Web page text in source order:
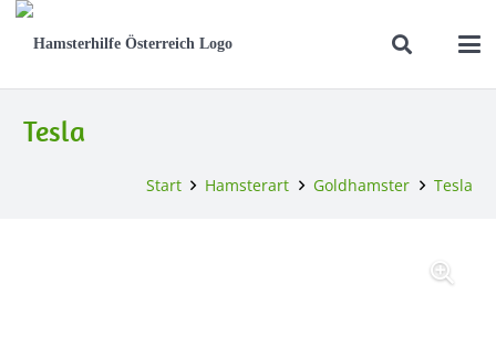
Tesla
Start Hamsterart Goldhamster Tesla